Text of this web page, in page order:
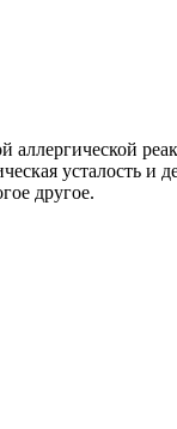
аллергической
усталость
другое.